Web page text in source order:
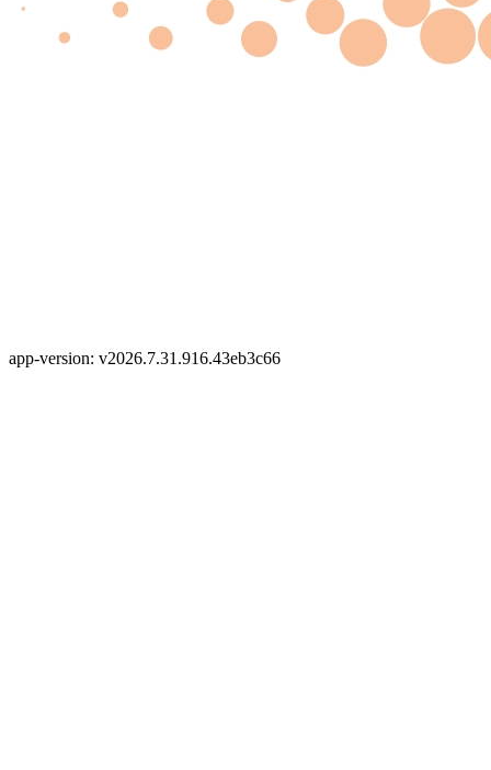
app-version: v2026.7.31.916.43eb3c66